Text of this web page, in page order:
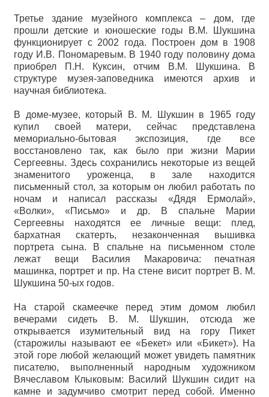
Третье здание музейного комплекса – дом, где
прошли детские и юношеские годы В.М. Шукшина
функционирует с 2002 года. Построен дом в 1908
году И.В. Пономаревым. В 1940 году половину дома
приобрел П.Н. Куксин, отчим В.М. Шукшина. В
структуре музея-заповедника имеются архив и
научная библиотека.
В доме-музее, который В. М. Шукшин в 1965 году
купил своей матери, сейчас представлена
мемориально-бытовая экспозиция, где все
восстановлено так, как было при жизни Марии
Сергеевны. Здесь сохранились некоторые из вещей
знаменитого уроженца, в зале находится
письменный стол, за которым он любил работать по
ночам и написал рассказы «Дядя Ермолай»,
«Волки», «Письмо» и др. В спальне Марии
Сергеевны находятся ее личные вещи: плед,
бархатная скатерть, незаконченная вышивка
портрета сына. В спальне на письменном столе
лежат вещи Василия Макаровича: печатная
машинка, портрет и пр. На стене висит портрет В. М.
Шукшина 50-ых годов.
На старой скамеечке перед этим домом любил
вечерами сидеть В. М. Шукшин, отсюда же
открывается изумительный вид на гору Пикет
(старожилы называют ее «Бекет» или «Бикет»). На
этой горе любой желающий может увидеть памятник
писателю, выполненный народным художником
Вячеславом Клыковым: Василий Шукшин сидит на
камне и задумчиво смотрит перед собой. Именно